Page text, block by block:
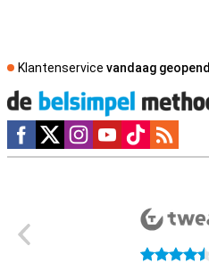
Klantenservice vandaag geopend
Social media
4.5 sterren